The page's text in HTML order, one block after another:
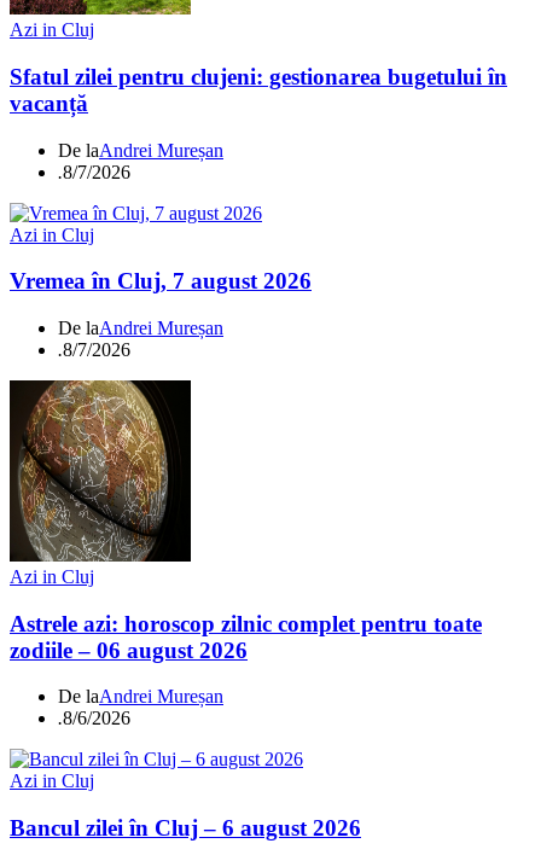
Azi in Cluj
Sfatul zilei pentru clujeni: gestionarea bugetului în
vacanță
De laAndrei Mureșan
.8/7/2026
Azi in Cluj
Vremea în Cluj, 7 august 2026
De laAndrei Mureșan
.8/7/2026
Azi in Cluj
Astrele azi: horoscop zilnic complet pentru toate
zodiile – 06 august 2026
De laAndrei Mureșan
.8/6/2026
Azi in Cluj
Bancul zilei în Cluj – 6 august 2026